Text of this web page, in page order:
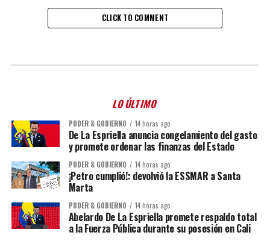
CLICK TO COMMENT
LO ÚLTIMO
PODER & GOBIERNO 14 horas ago
De La Espriella anuncia congelamiento del gasto
y promete ordenar las finanzas del Estado
PODER & GOBIERNO 14 horas ago
¡Petro cumplió!: devolvió la ESSMAR a Santa
Marta
PODER & GOBIERNO 14 horas ago
Abelardo De La Espriella promete respaldo total
a la Fuerza Pública durante su posesión en Cali